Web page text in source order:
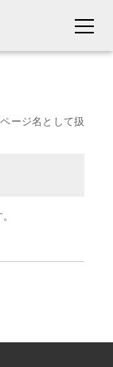
ージ名として扱